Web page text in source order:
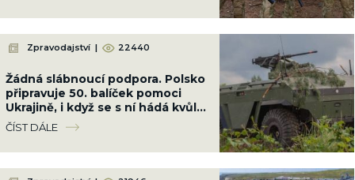
Zpravodajství | 22440
Žádná slábnoucí podpora. Polsko
připravuje 50. balíček pomoci
Ukrajině, i když se s ní hádá kvůli
Banderovi
ČÍST DÁLE